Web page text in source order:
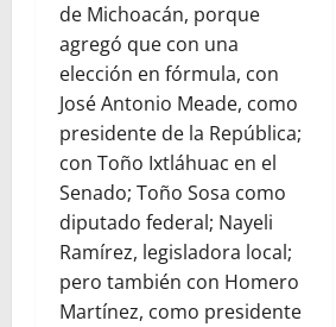
de Michoacán, porque
agregó que con una
elección en fórmula, con
José Antonio Meade, como
presidente de la República;
con Toño Ixtláhuac en el
Senado; Toño Sosa como
diputado federal; Nayeli
Ramírez, legisladora local;
pero también con Homero
Martínez, como presidente